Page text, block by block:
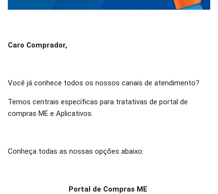
Caro Comprador,
Você já conhece todos os nossos canais de atendimento?
Temos centrais específicas para tratativas de portal de
compras ME e Aplicativos.
Conheça todas as nossas opções abaixo:
Portal de Compras ME